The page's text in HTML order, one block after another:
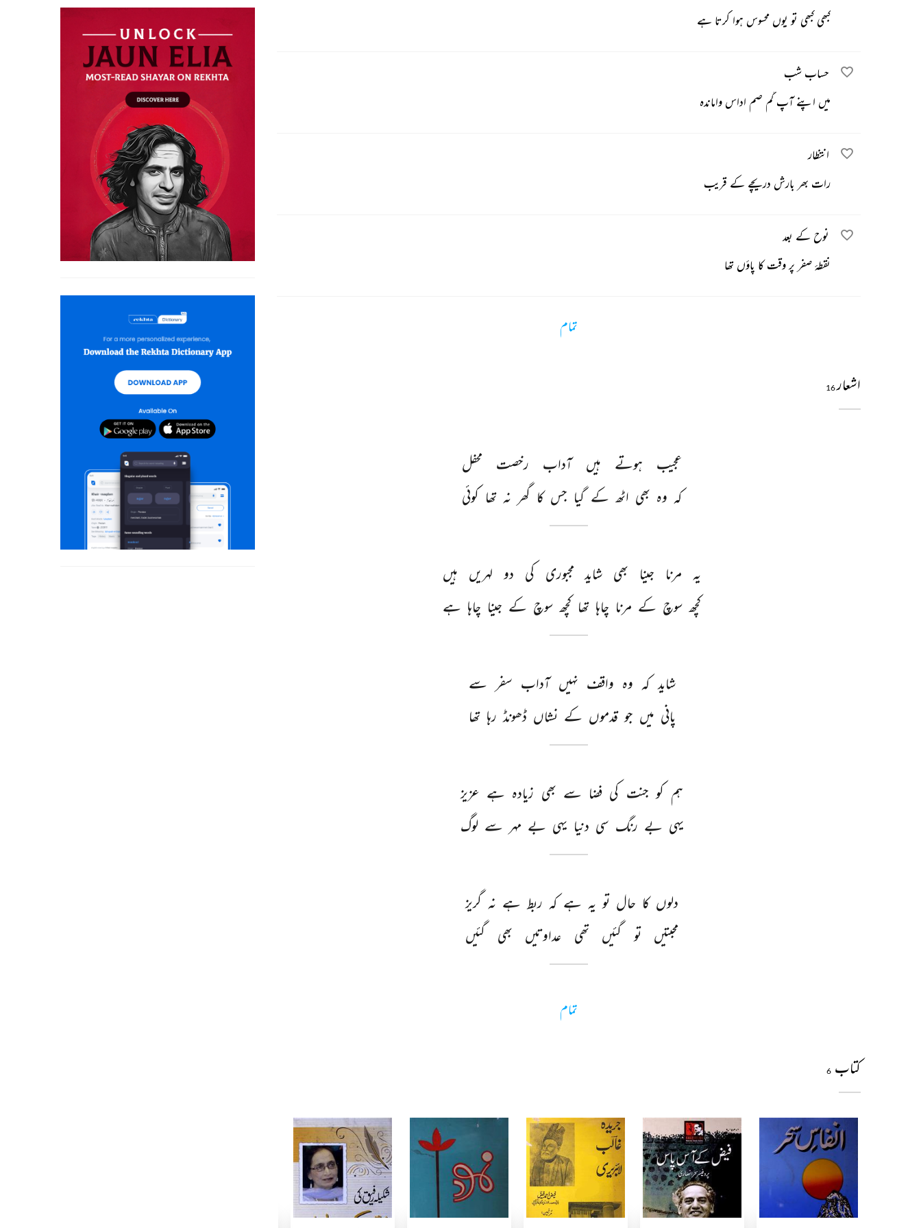
کبھی کبھی تو یوں محسوس ہوا کرتا ہے
حساب شب
میں اپنے آپ گم صم اداس واماندہ
انتظار
رات بھر بارش دریچے کے قریب
نوح کے بعد
نقطۂ صفر پر وقت کا پاؤں تھا
تمام
اشعار16
عجیب ہوتے ہیں آداب رخصت
محفل
کہ وہ بھی اٹھ کے گیا جس کا گھر نہ تھا کوئی
یہ مرنا جینا بھی شاید مجبوری کی دو لہریں
ہیں
کچھ سوچ کے مرنا چاہا تھا کچھ سوچ کے جینا چاہا ہے
شاید کہ وہ واقف نہیں آداب سفر سے
پانی میں جو قدموں کے نشاں ڈھونڈ رہا تھا
ہم کو جنت کی فضا سے بھی زیادہ ہے عزیز
یہی بے رنگ سی دنیا یہی بے مہر سے لوگ
دلوں کا حال تو یہ ہے کہ ربط ہے نہ گریز
محبتیں
تو گئیں تھی عداوتیں بھی گئیں
تمام
کتاب 6